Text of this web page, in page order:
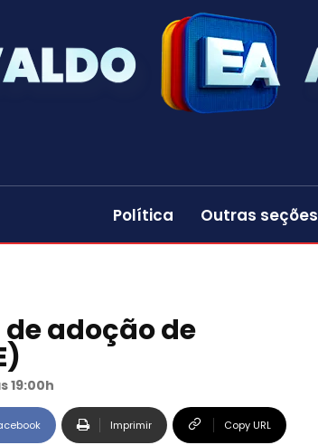
Política Outras seções
adoção de
19:00h
Imprimir Copy URL